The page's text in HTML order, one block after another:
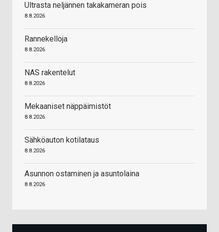
Ultrasta neljännen takakameran pois
8.8.2026
Rannekelloja
8.8.2026
NAS rakentelut
8.8.2026
Mekaaniset näppäimistöt
8.8.2026
Sähköauton kotilataus
8.8.2026
Asunnon ostaminen ja asuntolaina
8.8.2026